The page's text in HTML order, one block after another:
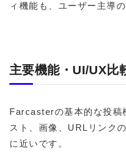
ィ機能も、ユーザー主導
主要機能・UI/UX比
Farcasterの基本的な投稿
スト、画像、URLリンク
に近いです。